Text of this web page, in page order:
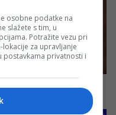
osobne podatke na
slažete s tim, u
Potražite vezu pri
za upravljanje
postavkama privatnosti i